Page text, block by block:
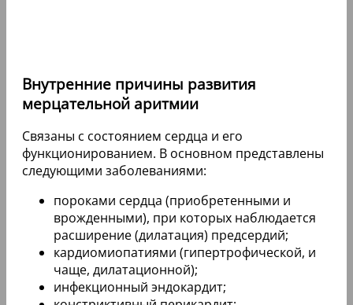
Внутренние причины развития
мерцательной аритмии
Связаны с состоянием сердца и его
функционированием. В основном представлены
следующими заболеваниями:
пороками сердца (приобретенными и
врожденными), при которых наблюдается
расширение (дилатация) предсердий;
кардиомиопатиями (гипертрофической, и
чаще, дилатационной);
инфекционный эндокардит;